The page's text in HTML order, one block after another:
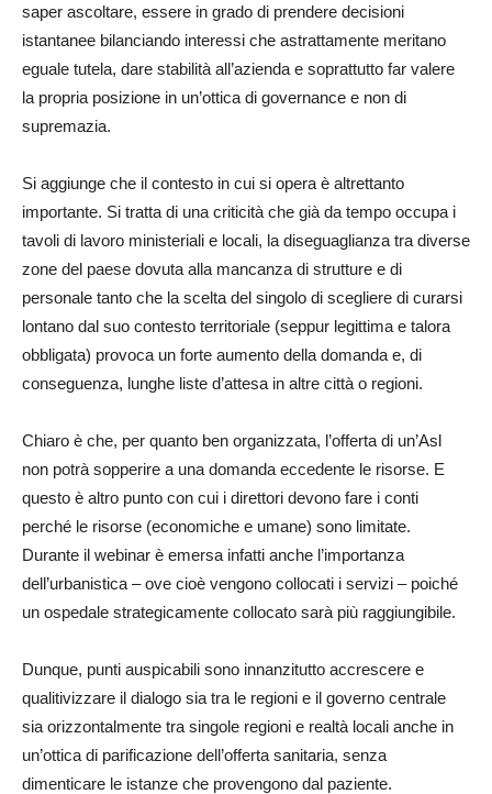
saper ascoltare, essere in grado di prendere decisioni
istantanee bilanciando interessi che astrattamente meritano
eguale tutela, dare stabilità all’azienda e soprattutto far valere
la propria posizione in un’ottica di governance e non di
supremazia.
Si aggiunge che il contesto in cui si opera è altrettanto
importante. Si tratta di una criticità che già da tempo occupa i
tavoli di lavoro ministeriali e locali, la diseguaglianza tra diverse
zone del paese dovuta alla mancanza di strutture e di
personale tanto che la scelta del singolo di scegliere di curarsi
lontano dal suo contesto territoriale (seppur legittima e talora
obbligata) provoca un forte aumento della domanda e, di
conseguenza, lunghe liste d’attesa in altre città o regioni.
Chiaro è che, per quanto ben organizzata, l’offerta di un’Asl
non potrà sopperire a una domanda eccedente le risorse. E
questo è altro punto con cui i direttori devono fare i conti
perché le risorse (economiche e umane) sono limitate.
Durante il webinar è emersa infatti anche l’importanza
dell’urbanistica – ove cioè vengono collocati i servizi – poiché
un ospedale strategicamente collocato sarà più raggiungibile.
Dunque, punti auspicabili sono innanzitutto accrescere e
qualitivizzare il dialogo sia tra le regioni e il governo centrale
sia orizzontalmente tra singole regioni e realtà locali anche in
un’ottica di parificazione dell’offerta sanitaria, senza
dimenticare le istanze che provengono dal paziente.